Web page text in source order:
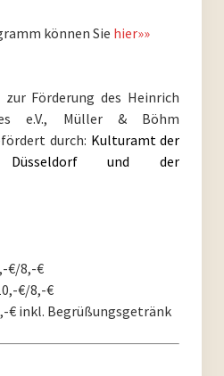
können Sie hier»»
Förderung des Heinrich
e.V., Müller & Böhm
durch: Kulturamt der
Düsseldorf und der
€/8,-€
€/8,-€
€ inkl. Begrüßungsgetränk